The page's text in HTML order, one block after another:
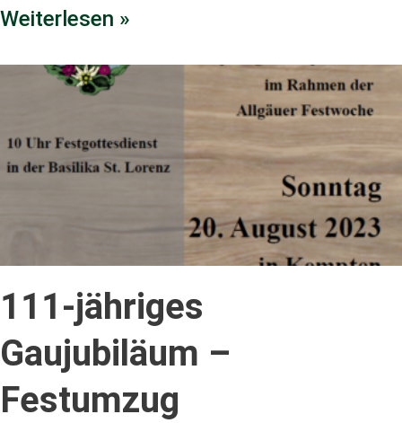
Weiterlesen »
111-jähriges
Gaujubiläum –
Festumzug